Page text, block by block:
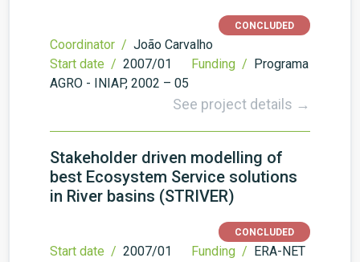
CONCLUDED
Coordinator / João Carvalho
Start date / 2007/01 Funding / Programa
AGRO - INIAP, 2002 – 05
See project details →
Stakeholder driven modelling of
best Ecosystem Service solutions
in River basins (STRIVER)
CONCLUDED
Start date / 2007/01 Funding / ERA-NET